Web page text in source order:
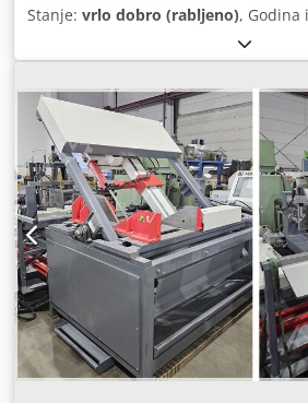
Stanje: vrlo dobro (rabljeno), Godina